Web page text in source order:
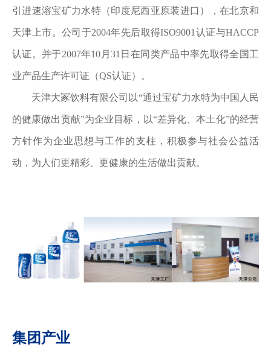
引进速溶宝矿力水特（印度尼西亚原装进口），在北京和
天津上市。公司于2004年先后取得ISO9001认证与HACCP
认证。并于2007年10月31日在同类产品中率先取得全国工
业产品生产许可证（QS认证）。
天津大冢饮料有限公司以“通过宝矿力水特为中国人民
的健康做出贡献”为企业目标，以“差异化、本土化”的经营
方针作为企业思想与工作的支柱，积极参与社会公益活
动，为人们更精彩、更健康的生活做出贡献。
集团产业